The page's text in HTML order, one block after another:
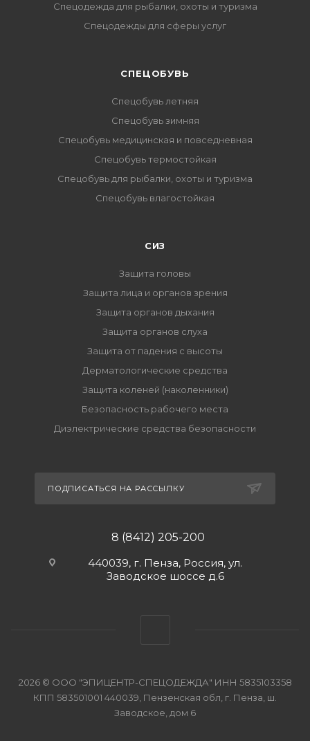
Спецодежда для рыбалки, охоты и туризма
Спецодежды для сферы услуг
CПЕЦОБУВЬ
Спецобувь летняя
Спецобувь зимняя
Спецобувь медицинская и повседневная
Спецобувь термостойкая
Спецобувь для рыбалки, охоты и туризма
Спецобувь влагостойкая
СИЗ
Защита головы
Защита лица и органов зрения
Защита органов дыхания
Защита органов слуха
Защита от падения с высоты
Дерматологические средства
Защита коленей (наколенники)
Безопасность рабочего места
Диэлектрические средства безопасности
ПОДПИСАТЬСЯ НА РАССЫЛКУ
8 (8412) 205-200
440039, г. Пенза, Россия, ул.
Заводское шоссе д.6
2026 © ООО "ЭПИЦЕНТР-СПЕЦОДЕЖДА" ИНН 5835103358
КПП 583501001 440039, Пензенская обл, г. Пенза, ш.
Заводское, дом 6